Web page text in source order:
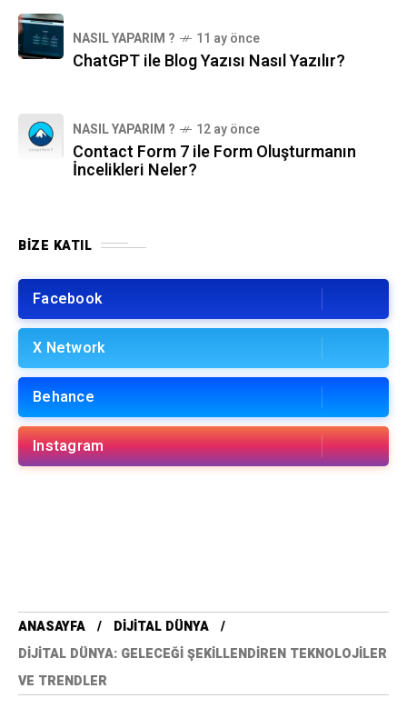
NASIL YAPARIM ? 11 ay önce
ChatGPT ile Blog Yazısı Nasıl Yazılır?
NASIL YAPARIM ? 12 ay önce
Contact Form 7 ile Form Oluşturmanın
İncelikleri Neler?
BIZE KATIL
Facebook
X Network
Behance
Instagram
ANASAYFA
DIJITAL DÜNYA
DIJITAL DÜNYA: GELECEĞI ŞEKILLENDIREN TEKNOLOJILER
VE TRENDLER